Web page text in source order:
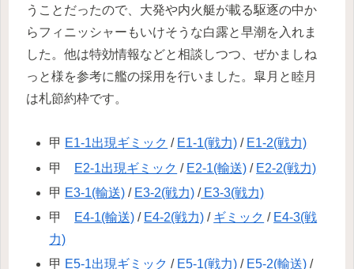
うことだったので、大発や内火艇が載る駆逐の中か
らフィニッシャーもいけそうな白露と早潮を入れま
した。他は特効情報などと相談しつつ、ぜかましね
っと様を参考に艦の採用を行いました。皐月と睦月
は札節約枠です。
甲 E1-1出現ギミック / E1-1(戦力) / E1-2(戦力)
甲
E2-1出現ギミック / E2-1(輸送) / E2-2(戦力)
甲 E3-1(輸送) / E3-2(戦力) /E3-3(戦力)
甲
E4-1(輸送) / E4-2(戦力) / ギミック / E4-3(戦
力)
甲 E5-1出現ギミック /E5-1(戦力) / E5-2(輸送) /